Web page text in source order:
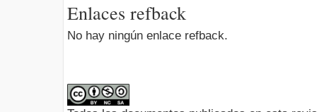
Enlaces refback
No hay ningún enlace refback.